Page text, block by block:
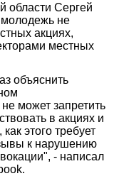
области Сергей
молодежь не
акциях,
местных
объяснить
может запретить
в акциях и
этого требует
к нарушению
- написал